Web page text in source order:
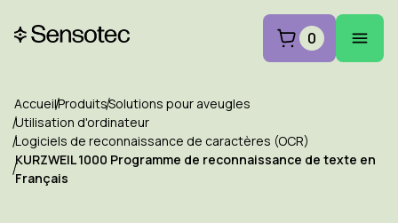
0
AccueilProduitsSolutions pour aveugles
Utilisation d'ordinateur
Logiciels de reconnaissance de caractères (OCR)
KURZWEIL 1000 Programme de reconnaissance de texte en
Français